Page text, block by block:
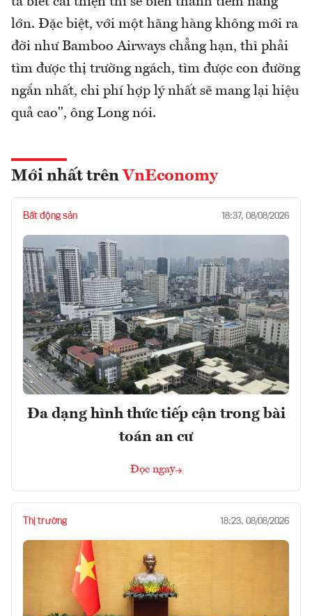
lớn. Đặc biệt, với một hãng hàng không mới ra
đời như Bamboo Airways chẳng hạn, thì phải
tìm được thị trường ngách, tìm được con đường
ngắn nhất, chi phí hợp lý nhất sẽ mang lại hiệu
quả cao", ông Long nói.
Mới nhất trên VnEconomy
Bất động sản 18:37, 08/08/2026
Đa dạng hình thức tiếp cận trong bài
toán an cư
Đọc ngay
Thị trường 18:23, 08/08/2026